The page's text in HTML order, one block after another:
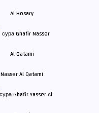
Al Hosary
Nasser Al Qatami